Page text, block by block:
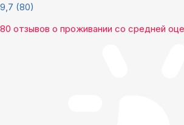
9,7 (80)
80 отзывов о проживании со средней